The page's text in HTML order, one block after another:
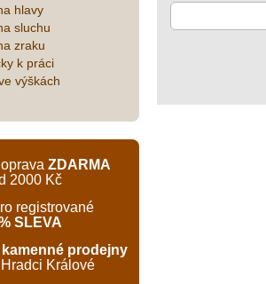
hlavy
sluchu
zraku
k práci
výškách
ZDARMA
2000 Kč
registrované
SLEVA
kamenné prodejny
Králové